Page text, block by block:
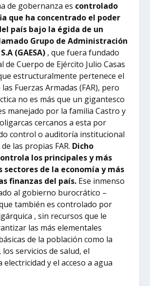
de gobernanza es controlado
que ha concentrado el poder
país bajo la égida de un
Grupo de Administración
(GAESA) , que fuera fundado
de Cuerpo de Ejército Julio Casas
estructuralmente pertenece el
Fuerzas Armadas (FAR), pero
no es más que un gigantesco
manejado por la familia Castro y
cercanos a esta por
control o auditoría institucional
las propias FAR. Dicho
los principales y más
de la economía y más
finanzas del país. Ese inmenso
al gobierno burocrático –
también es controlado por
, sin recursos que le
las más elementales
de la población como la
servicios de salud, el
y el acceso a agua